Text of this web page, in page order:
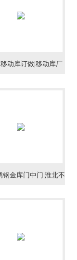
动库订做|移动库厂
钢金库门中门|淮北不